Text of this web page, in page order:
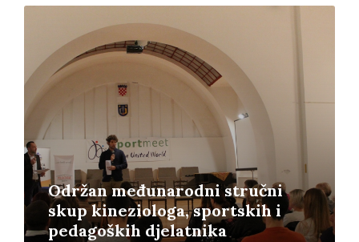
Održan međunarodni stručni
skup kineziologa, sportskih i
pedagoških djelatnika
Pročitajte